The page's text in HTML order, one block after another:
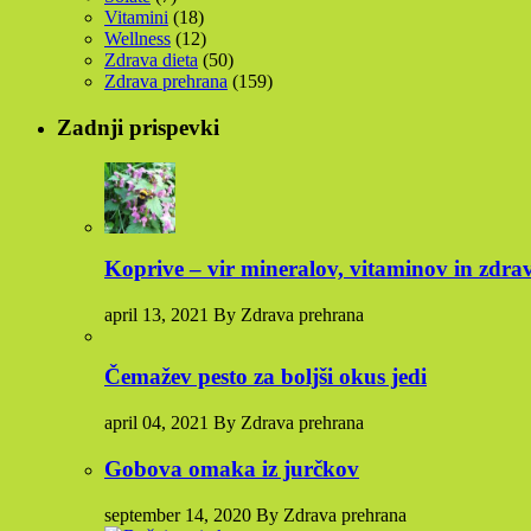
Vitamini (18)
Wellness (12)
Zdrava dieta (50)
Zdrava prehrana (159)
Zadnji prispevki
Koprive – vir mineralov, vitaminov in
april 13, 2021 By Zdrava prehrana
Čemažev pesto za boljši okus jedi
april 04, 2021 By Zdrava prehrana
Gobova omaka iz jurčkov
september 14, 2020 By Zdrava prehrana